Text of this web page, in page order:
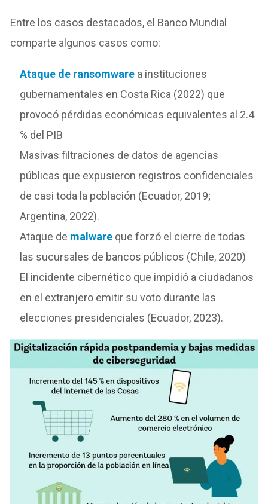
Entre los casos destacados, el Banco Mundial
comparte algunos casos como:
Ataque de ransomware a instituciones
gubernamentales en Costa Rica (2022) que
provocó pérdidas económicas equivalentes al 2.4
% del PIB
Masivas filtraciones de datos de agencias
públicas que expusieron registros confidenciales
de casi toda la población (Ecuador, 2019;
Argentina, 2022).
Ataque de malware que forzó el cierre de todas
las sucursales de bancos públicos (Chile, 2020)
El incidente cibernético que impidió a ciudadanos
en el extranjero emitir su voto durante las
elecciones presidenciales (Ecuador, 2023).